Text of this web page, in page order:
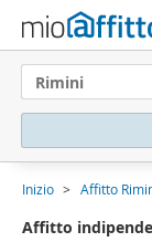
Rimini
Inizio Affitto
Affitto